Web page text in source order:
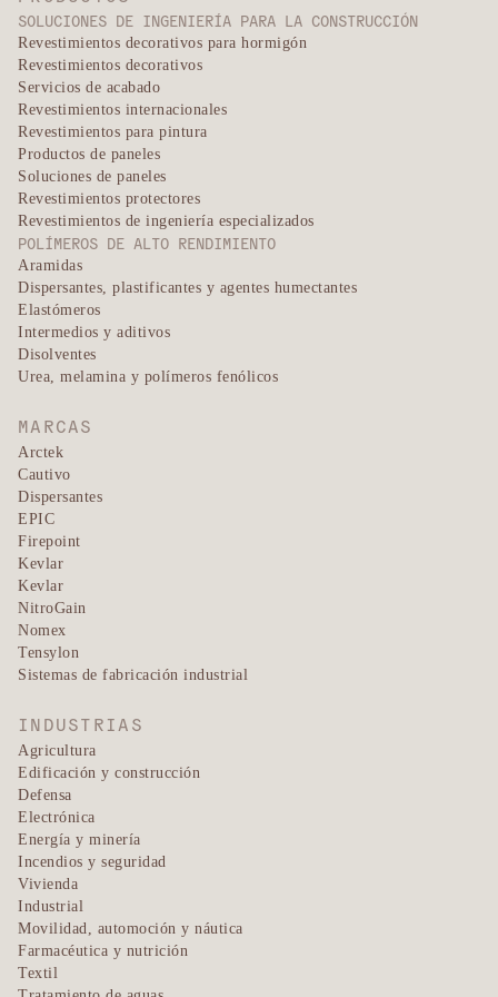
SOLUCIONES DE INGENIERÍA PARA LA CONSTRUCCIÓN
Revestimientos decorativos para hormigón
Revestimientos decorativos
Servicios de acabado
Revestimientos internacionales
Revestimientos para pintura
Productos de paneles
Soluciones de paneles
Revestimientos protectores
Revestimientos de ingeniería especializados
POLÍMEROS DE ALTO RENDIMIENTO
Aramidas
Dispersantes, plastificantes y agentes humectantes
Elastómeros
Intermedios y aditivos
Disolventes
Urea, melamina y polímeros fenólicos
MARCAS
Arctek
Cautivo
Dispersantes
EPIC
Firepoint
Kevlar
Kevlar
NitroGain
Nomex
Tensylon
Sistemas de fabricación industrial
INDUSTRIAS
Agricultura
Edificación y construcción
Defensa
Electrónica
Energía y minería
Incendios y seguridad
Vivienda
Industrial
Movilidad, automoción y náutica
Farmacéutica y nutrición
Textil